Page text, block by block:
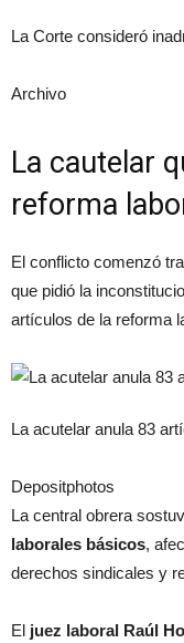
La Corte consideró
Archivo
La cautelar
reforma
El conflicto comenzó
que pidió la
artículos de la reforma
La acutelar anula 83
Depositphotos
La central obrera
laborales básicos,
derechos sindicales y
El juez laboral Raúl